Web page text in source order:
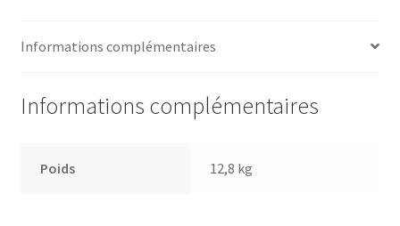
Informations complémentaires
Informations complémentaires
Poids 12,8 kg